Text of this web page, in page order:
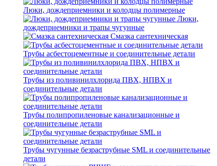
Люки, дождеприемники и колодцы полимерные
Люки,
дождеприемники и трапы чугунные
Смазка сантехническая
Трубы асбестоцементные и соединительные детали
Трубы из поливинилхлорида ПВХ, НПВХ и
соединительные детали
Трубы полипропиленовые канализационные и
соединительные детали
Трубы чугунные безраструбные SML и соединительные
детали